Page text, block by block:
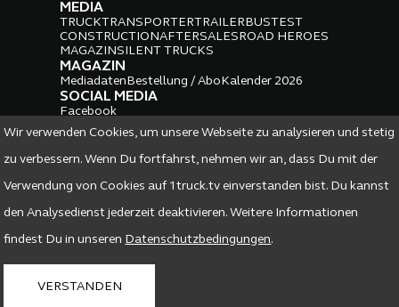
Wir verwenden Cookies, um unsere Webseite zu analysieren und stetig
zu verbessern. Wenn Du fortfahrst, nehmen wir an, dass Du mit der
Verwendung von Cookies auf 1truck.tv einverstanden bist. Du kannst
den Analysedienst jederzeit deaktivieren. Weitere Informationen
findest Du in unseren Datenschutzbedingungen.
VERSTANDEN
MEDIA
TRUCKTRANSPORTERTRAILERBUSTEST
CONSTRUCTIONAFTERSALESROAD HEROES
MAGAZINSILENT TRUCKS
MAGAZIN
MediadatenBestellung / AboKalender 2026
SOCIAL MEDIA
Facebook
Instagram LinkedIn
IMPRESSUM